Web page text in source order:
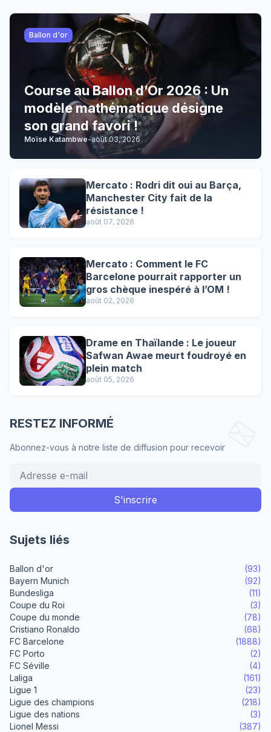
Ballon d'or
Course au Ballon d’Or 2026 : Un
modèle mathématique désigne
son grand favori !
Moïse Katambwe-août 03, 2026
Mercato : Rodri dit oui au Barça,
Manchester City fait de la
résistance !
août 07, 2026
Mercato : Comment le FC
Barcelone pourrait rapporter un
gros chèque inespéré à l’OM !
août 02, 2026
Drame en Thaïlande : Le joueur
Safwan Awae meurt foudroyé en
plein match
août 05, 2026
RESTEZ INFORMÉ
Abonnez-vous à notre liste de diffusion pour recevoir
Sujets liés
Ballon d'or
(93)
Bayern Munich
(92)
Bundesliga
(11)
Coupe du Roi
(3)
Coupe du monde
(78)
Cristiano Ronaldo
(68)
FC Barcelone
(1888)
FC Porto
(2)
FC Séville
(4)
Laliga
(161)
Ligue 1
(23)
Ligue des champions
(218)
Ligue des nations
(3)
Lionel Messi
(387)